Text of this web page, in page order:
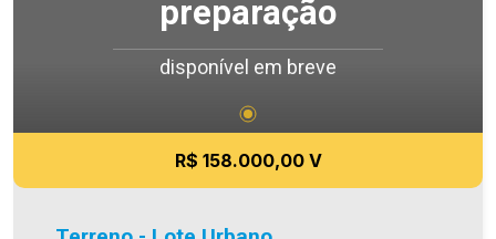
preparação
disponível em breve
R$ 158.000,00 V